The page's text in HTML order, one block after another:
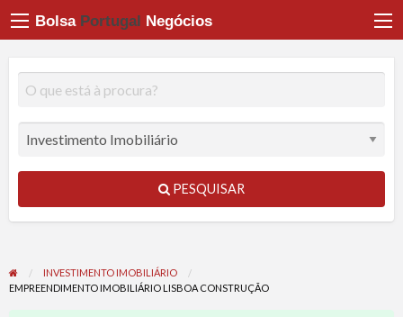
Bolsa Portugal Negócios
PESQUISAR
INVESTIMENTO IMOBILIÁRIO
EMPREENDIMENTO IMOBILIÁRIO LISBOA CONSTRUÇÃO